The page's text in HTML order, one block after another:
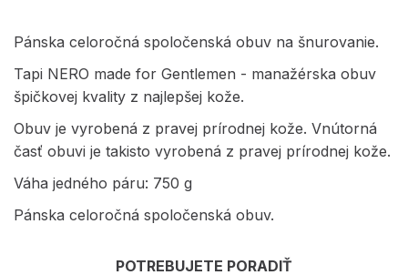
Pánska celoročná spoločenská obuv na šnurovanie.
Tapi NERO made for Gentlemen - manažérska obuv
špičkovej kvality z najlepšej kože.
Obuv je vyrobená z pravej prírodnej kože. Vnútorná
časť obuvi je takisto vyrobená z pravej prírodnej kože.
Váha jedného páru: 750 g
Pánska celoročná spoločenská obuv.
POTREBUJETE PORADIŤ